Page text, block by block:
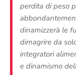
perdita di peso
dinamizzerà le
dimagrire da
integratori
e dinamismo